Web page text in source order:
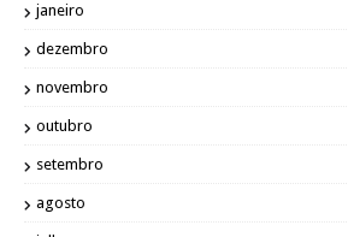
janeiro
dezembro
novembro
outubro
setembro
agosto